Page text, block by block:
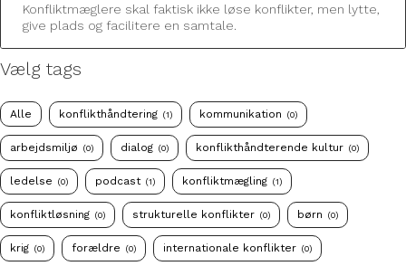
Konfliktmæglere skal faktisk ikke løse konflikter, men lytte,
give plads og facilitere en samtale.
Vælg tags
Vælg tags
Alle konflikthåndtering (1) kommunikation (0)
arbejdsmiljø (0) dialog (0) konflikthåndterende kultur (0)
ledelse (0) podcast (1) konfliktmægling (1)
konfliktløsning (0) strukturelle konflikter (0) børn (0)
krig (0) forældre (0) internationale konflikter (0)